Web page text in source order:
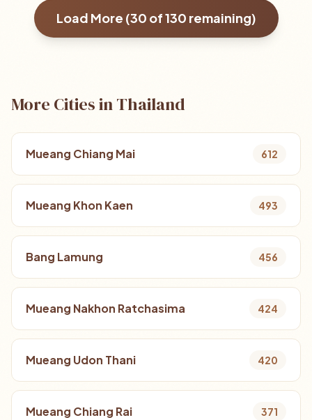
Load More (30 of130 remaining)
More Cities in Thailand
Mueang Chiang Mai 612
Mueang Khon Kaen 493
Bang Lamung 456
Mueang Nakhon Ratchasima 424
Mueang Udon Thani 420
Mueang Chiang Rai 371